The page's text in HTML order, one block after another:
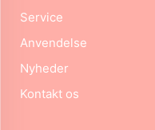
Service
Anvendelse
Nyheder
Kontakt os